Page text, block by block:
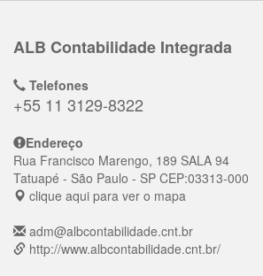
ALB Contabilidade Integrada
Telefones
+55 11 3129-8322
Endereço
Rua Francisco Marengo, 189 SALA 94
Tatuapé - São Paulo - SP CEP:03313-000
clique aqui para ver o mapa
adm@albcontabilidade.cnt.br
http://www.albcontabilidade.cnt.br/